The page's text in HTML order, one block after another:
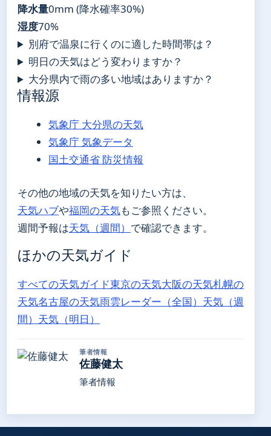
降水量0mm (降水確率30%)
湿度70%
別府で温泉に行くのに適した時間帯は？
明日の天気はどう変わりますか？
大分県内で雨の多い地域はありますか？
情報源
気象庁 大分県の天気
気象庁 気象データ
国土交通省 防災情報
その他の地域の天気を知りたい方は、
天気ハブや福岡の天気もご参照ください。
週間予報は天気（週間） で確認できます。
ほかの天気ガイド
すべての天気ガイド東京の天気大阪の天気札幌の
天気名古屋の天気雨雲レーダー（全国） 天気（週
間） 天気（明日）
筆者情報
佐藤健太
筆者情報